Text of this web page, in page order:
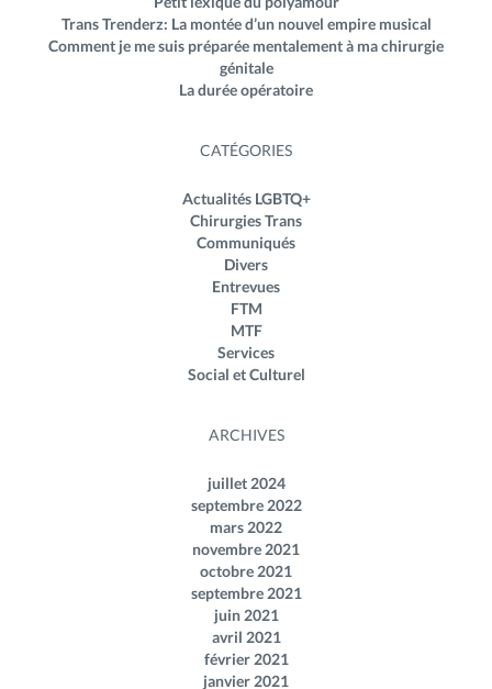
Trans Trenderz: La montée d’un nouvel empire musical
Comment je me suis préparée mentalement à ma chirurgie
génitale
La durée opératoire
CATÉGORIES
Actualités LGBTQ+
Chirurgies Trans
Communiqués
Divers
Entrevues
FTM
MTF
Services
Social et Culturel
ARCHIVES
juillet 2024
septembre 2022
mars 2022
novembre 2021
octobre 2021
septembre 2021
juin 2021
avril 2021
février 2021
janvier 2021